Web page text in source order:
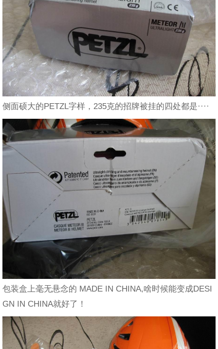
侧面硕大的PETZL字样，235克的招牌被挂的四处都是····
包装盒上毫无悬念的 MADE IN CHINA,啥时候能变成DESI
GN IN CHINA就好了！